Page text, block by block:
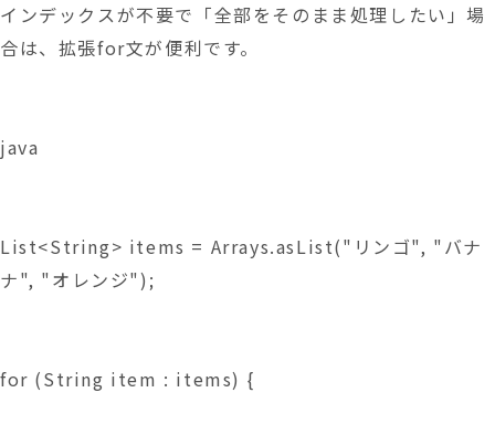
インデックスが不要で「全部をそのまま処理したい」場
合は、拡張for文が便利です。
java
List<String> items = Arrays.asList("リンゴ", "バナ
ナ", "オレンジ");
for (String item : items) {